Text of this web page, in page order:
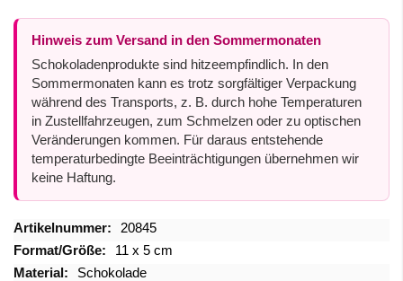
Hinweis zum Versand in den Sommermonaten
Schokoladenprodukte sind hitzeempfindlich. In den
Sommermonaten kann es trotz sorgfältiger Verpackung
während des Transports, z. B. durch hohe Temperaturen
in Zustellfahrzeugen, zum Schmelzen oder zu optischen
Veränderungen kommen. Für daraus entstehende
temperaturbedingte Beeinträchtigungen übernehmen wir
keine Haftung.
Mehr
Informationen
20845
11 x 5 cm
Schokolade